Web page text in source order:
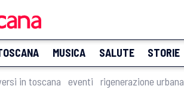
MUSICA SALUTE STORIE
in toscana eventi rigenerazione urbana